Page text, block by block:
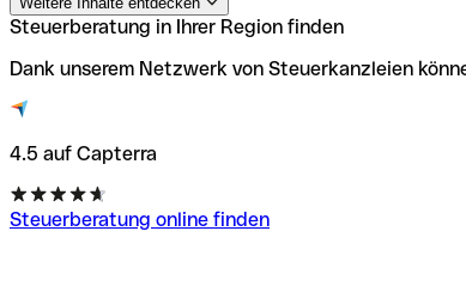
Steuerberatung in Ihrer Region finden
Dank unserem Netzwerk von Steuerkanzleien
4.5 auf Capterra
Steuerberatung online finden